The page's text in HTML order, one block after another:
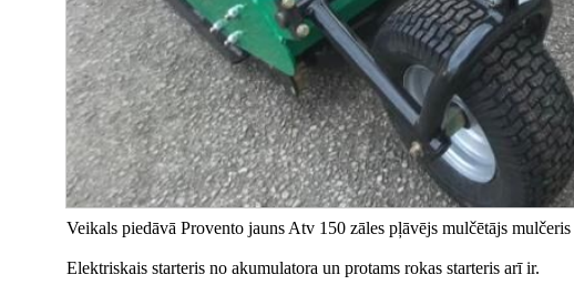
Veikals piedāvā Provento jauns Atv 150 zāles pļāvējs mulčētājs
Elektriskais starteris no akumulatora un protams rokas starteris arī ir.